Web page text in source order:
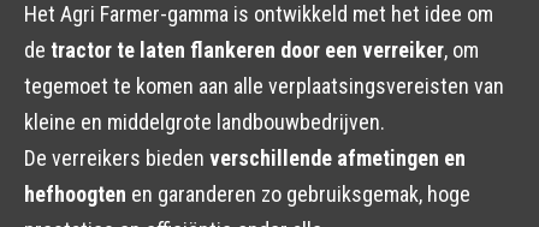
Het Agri Farmer-gamma is ontwikkeld met het idee om
de tractor te laten flankeren door een verreiker, om
tegemoet te komen aan alle verplaatsingsvereisten van
kleine en middelgrote landbouwbedrijven.
De verreikers bieden verschillende afmetingen en
hefhoogten en garanderen zo gebruiksgemak, hoge